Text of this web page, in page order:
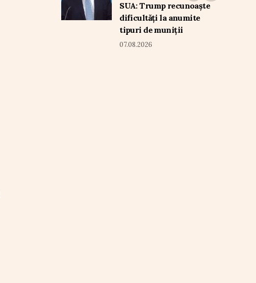
SUA: Trump recunoaște
dificultăți la anumite
tipuri de muniții
07.08.2026